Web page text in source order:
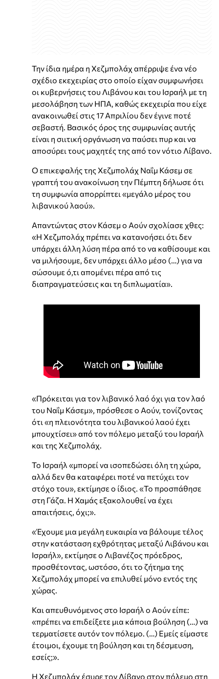
Την ίδια ημέρα η Χεζμπολάχ απέρριψε ένα νέο
σχέδιο εκεχειρίας στο οποίο είχαν συμφωνήσει
οι κυβερνήσεις του Λιβάνου και του Ισραήλ με τη
μεσολάβηση των ΗΠΑ, καθώς εκεχειρία που είχε
ανακοινωθεί στις 17 Απριλίου δεν έγινε ποτέ
σεβαστή. Βασικός όρος της συμφωνίας αυτής
είναι η σιιτική οργάνωση να παύσει πυρ και να
αποσύρει τους μαχητές της από τον νότιο Λίβανο.
Ο επικεφαλής της Χεζμπολάχ Ναΐμ Κάσεμ σε
γραπτή του ανακοίνωση την Πέμπτη δήλωσε ότι
τη συμφωνία απορρίπτει «μεγάλο μέρος του
λιβανικού λαού».
Απαντώντας στον Κάσεμ ο Αούν σχολίασε χθες:
«Η Χεζμπολάχ πρέπει να κατανοήσει ότι δεν
υπάρχει άλλη λύση πέρα από το να καθίσουμε και
να μιλήσουμε, δεν υπάρχει άλλο μέσο (…) για να
σώσουμε ό,τι απομένει πέρα από τις
διαπραγματεύσεις και τη διπλωματία».
«Πρόκειται για τον λιβανικό λαό όχι για τον λαό
του Ναΐμ Κάσεμ», πρόσθεσε ο Αούν, τονίζοντας
ότι «η πλειονότητα του λιβανικού λαού έχει
μπουχτίσει» από τον πόλεμο μεταξύ του Ισραήλ
και της Χεζμπολάχ.
Το Ισραήλ «μπορεί να ισοπεδώσει όλη τη χώρα,
αλλά δεν θα καταφέρει ποτέ να πετύχει τον
στόχο του», εκτίμησε ο ίδιος. «Το προσπάθησε
στη Γάζα. Η Χαμάς εξακολουθεί να έχει
απαιτήσεις, όχι;».
«Έχουμε μια μεγάλη ευκαιρία να βάλουμε τέλος
στην κατάσταση εχθρότητας μεταξύ Λιβάνου και
Ισραήλ», εκτίμησε ο Λιβανέζος πρόεδρος,
προσθέτοντας, ωστόσο, ότι το ζήτημα της
Χεζμπολάχ μπορεί να επιλυθεί μόνο εντός της
χώρας.
Και απευθυνόμενος στο Ισραήλ o Αούν είπε:
«πρέπει να επιδείξετε μια κάποια βούληση (…) να
τερματίσετε αυτόν τον πόλεμο. (…) Εμείς είμαστε
έτοιμοι, έχουμε τη βούληση και τη δέσμευση,
εσείς;».
Η Χεζμπολάχ έσυρε τον Λίβανο στον πόλεμο στη